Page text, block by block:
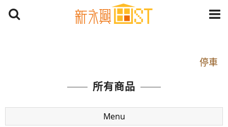
停車
捷運： 中和線【頂溪站 2 號出口】往中山路1段139
原Line已滿 無法加Line好友 請親愛的客戶加入
所有商品
Menu